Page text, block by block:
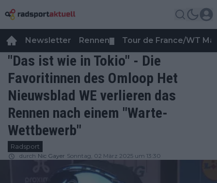
Newsletter Rennen Tour de France/WT
"Das ist wie in Tokio" - Die
Favoritinnen des Omloop Het
Nieuwsblad WE verlieren das
Rennen nach einem "Warte-
Wettbewerb"
Radsport
durch Nic Gayer Sonntag, 02 März 2025 um 13:30